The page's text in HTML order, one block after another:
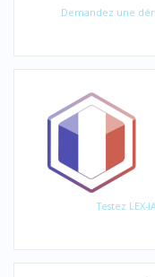
Demandez une
Testez LEX-